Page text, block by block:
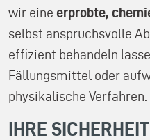
wir eine erprobte,
selbst anspruchsvolle
effizient behandeln
Fällungsmittel oder
physikalische Verfahren.
IHRE